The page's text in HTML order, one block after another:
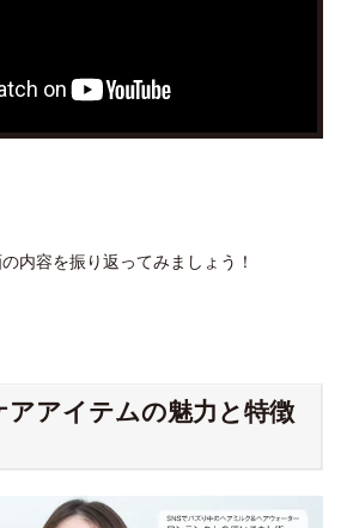
内容を振り返ってみましょう！
アアイテムの魅力と特徴